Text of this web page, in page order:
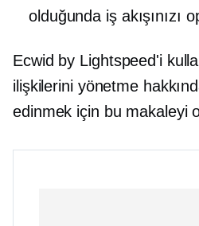
olduğunda iş akışınızı
Ecwid by Lightspeed'i
ilişkilerini yönetme
edinmek için bu makaleyi